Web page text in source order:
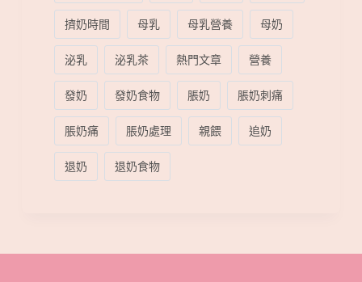
擠奶時間
母乳 母乳營養
母奶
泌乳
泌乳茶 熱門文章
營養
發奶
發奶食物 脹奶
脹奶刺痛
脹奶痛
脹奶處理 親餵
追奶
退奶
退奶食物